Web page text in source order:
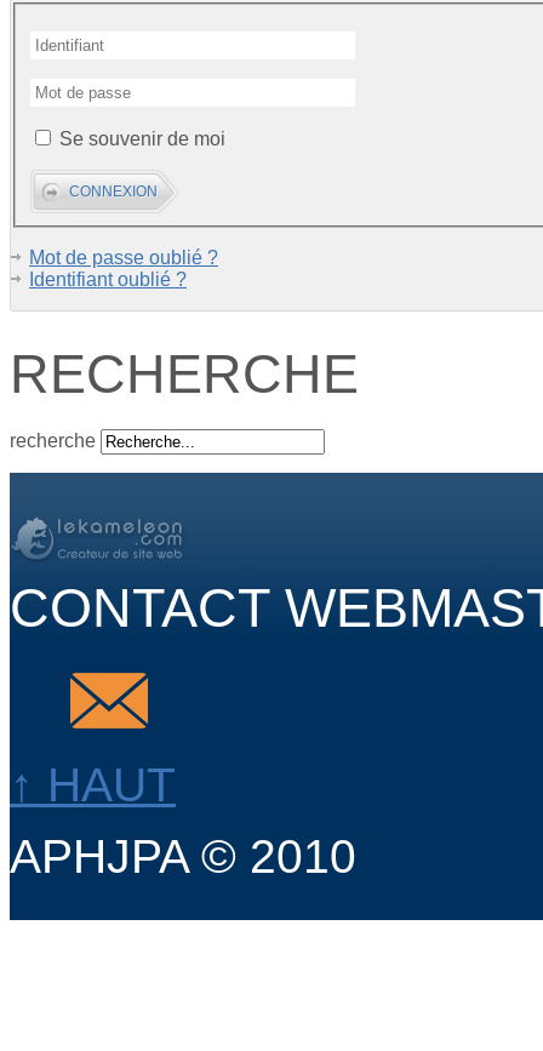
Se souvenir de moi
Mot de passe oublié ?
Identifiant oublié ?
RECHERCHE
recherche
CONTACT
↑ HAUT
APHJPA © 2010